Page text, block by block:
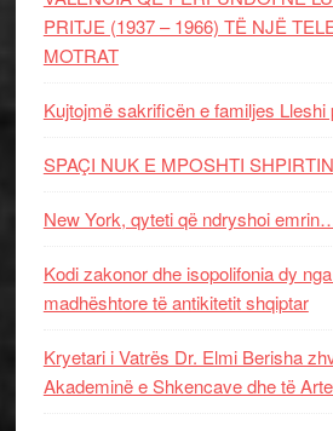
PRITJE (1937 – 1966) TË NJË
MOTRAT
Kujtojmë sakrificën e familjes Lleshi
SPAÇI NUK E MPOSHTI SHPIRTIN
New York, qyteti që ndryshoi
Kodi zakonor dhe isopolifonia dy
madhështore të antikitetit shqiptar
Kryetari i Vatrës Dr. Elmi Berisha
Akademinë e Shkencave dhe të